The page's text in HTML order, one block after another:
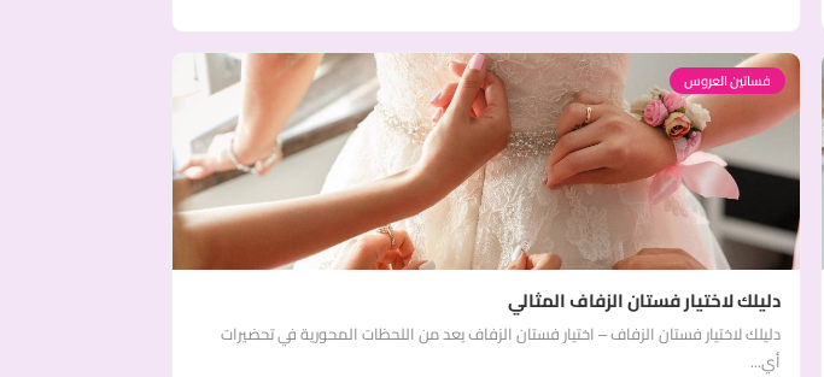
فساتين العروس
دليلك لاختيار فستان الزفاف المثالي
دليلك لاختيار فستان الزفاف – اختيار فستان الزفاف يعد من اللحظات المحورية في تحضيرات
أي...